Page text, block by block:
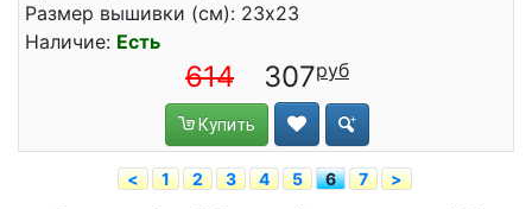
Размер вышивки (см): 23x23
Наличие: Есть
614 307
Купить
< 1 2 3 4 5 6 7 >